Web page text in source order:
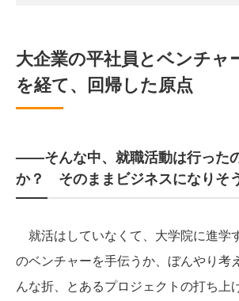
大企業の平社員とベンチャ
を経て、回帰した原点
——そんな中、就職活動は行った
か？ そのままビジネスになりそ
就活はしていなくて、大学院に進学
のベンチャーを手伝うか、ぼんやり考
んな折、とあるプロジェクトの打ち上